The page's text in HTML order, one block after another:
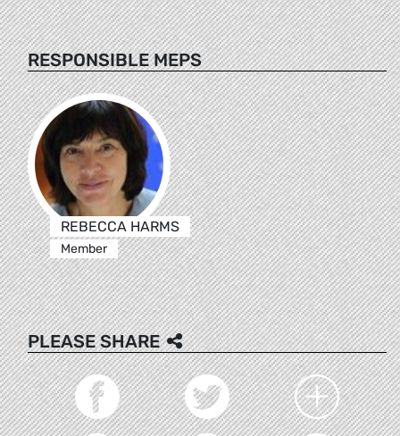
RESPONSIBLE MEPS
REBECCA HARMS
Member
PLEASE SHARE